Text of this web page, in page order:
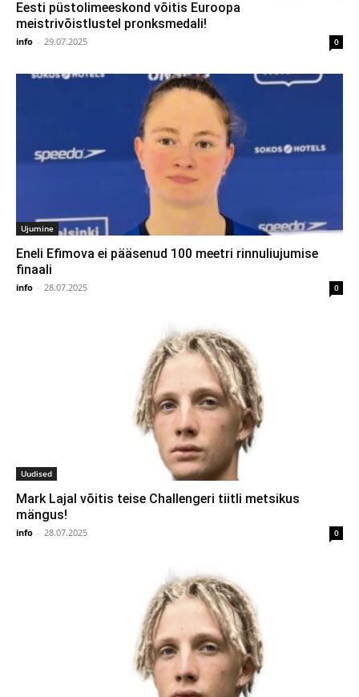
Eesti püstolimeeskond võitis Euroopa
meistrivõistlustel pronksmedali!
info - 29.07.2025 0
Ujumine
Eneli Efimova ei pääsenud 100 meetri rinnuliujumise
finaali
info - 28.07.2025 0
Uudised
Mark Lajal võitis teise Challengeri tiitli metsikus
mängus!
info - 28.07.2025 0